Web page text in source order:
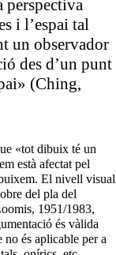
perspectiva
i l’espai tal
un observador
des d’un punt
(Ching,
«tot dibuix té un
està afectat pel
El nivell visual
del pla del
1951/1983,
és vàlida
no és aplicable per a